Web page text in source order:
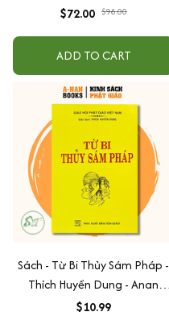
Đường Về + Con Đường
Tim (tặng túi vải canvas + lá
$72.00 $98.00
ADD TO CART
Sách - Từ Bi Thủy Sám Pháp -
Thích Huyền Dung - Anan
Books
$10.99